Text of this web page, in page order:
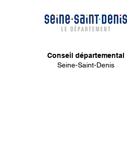
Conseil départemental
Seine-Saint-Denis